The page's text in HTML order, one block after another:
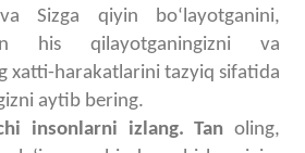
Sizga qiyin boʻlayotganini,
his qilayotganingizni va
xatti-harakatlarini tazyiq sifatida
aytib bering.
insonlarni izlang. Tan oling,